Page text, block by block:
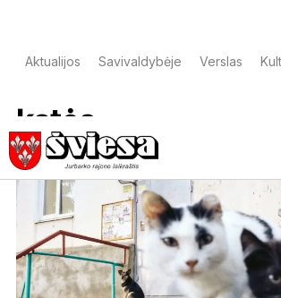
Aktualijos Savivaldybėje Verslas
katės